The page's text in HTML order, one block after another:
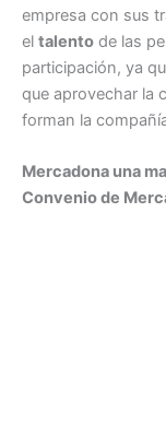
empresa con sus
el talento de las
participación, ya
que aprovechar la
forman la
Mercadona una
Convenio de